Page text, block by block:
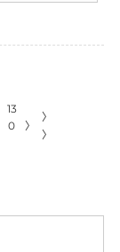
13
0
〉
〉
〉